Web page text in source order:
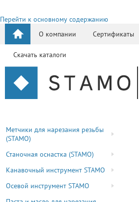
Перейти к основному содержанию
О компании
Сертификаты
Скачать каталоги
Метчики для нарезания резьбы
(STAMO)
Станочная оснастка (STAMO)
Канавочный инструмент STAMO
Осевой инструмент STAMO